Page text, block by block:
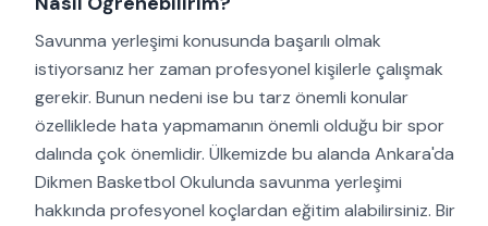
Savunma yerleşimi konusunda başarılı olmak
istiyorsanız her zaman profesyonel kişilerle çalışmak
gerekir. Bunun nedeni ise bu tarz önemli konular
özelliklede hata yapmamanın önemli olduğu bir spor
dalında çok önemlidir. Ülkemizde bu alanda Ankara'da
Dikmen Basketbol Okulunda savunma yerleşimi
hakkında profesyonel koçlardan eğitim alabilirsiniz. Bir